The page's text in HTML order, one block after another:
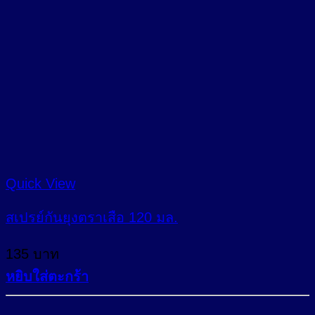
Quick View
สเปรย์กันยุงตราเสือ 120 มล.
135 บาท
หยิบใส่ตะกร้า